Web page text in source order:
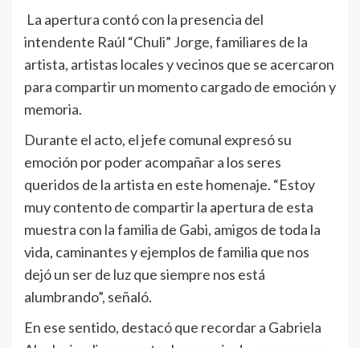
La apertura contó con la presencia del
intendente Raúl “Chuli” Jorge, familiares de la
artista, artistas locales y vecinos que se acercaron
para compartir un momento cargado de emoción y
memoria.
Durante el acto, el jefe comunal expresó su
emoción por poder acompañar a los seres
queridos de la artista en este homenaje. “Estoy
muy contento de compartir la apertura de esta
muestra con la familia de Gabi, amigos de toda la
vida, caminantes y ejemplos de familia que nos
dejó un ser de luz que siempre nos está
alumbrando”, señaló.
En ese sentido, destacó que recordar a Gabriela